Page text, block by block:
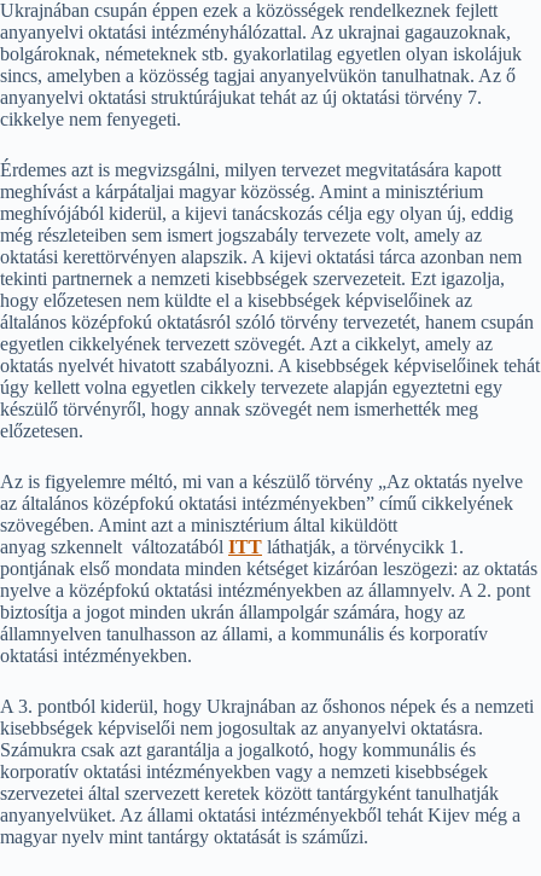
Ukrajnában csupán éppen ezek a közösségek rendelkeznek fejlett
anyanyelvi oktatási intézményhálózattal. Az ukrajnai gagauzoknak,
bolgároknak, németeknek stb. gyakorlatilag egyetlen olyan iskolájuk
sincs, amelyben a közösség tagjai anyanyelvükön tanulhatnak. Az ő
anyanyelvi oktatási struktúrájukat tehát az új oktatási törvény 7.
cikkelye nem fenyegeti.
Érdemes azt is megvizsgálni, milyen tervezet megvitatására kapott
meghívást a kárpátaljai magyar közösség. Amint a minisztérium
meghívójából kiderül, a kijevi tanácskozás célja egy olyan új, eddig
még részleteiben sem ismert jogszabály tervezete volt, amely az
oktatási kerettörvényen alapszik. A kijevi oktatási tárca azonban nem
tekinti partnernek a nemzeti kisebbségek szervezeteit. Ezt igazolja,
hogy előzetesen nem küldte el a kisebbségek képviselőinek az
általános középfokú oktatásról szóló törvény tervezetét, hanem csupán
egyetlen cikkelyének tervezett szövegét. Azt a cikkelyt, amely az
oktatás nyelvét hivatott szabályozni. A kisebbségek képviselőinek tehát
úgy kellett volna egyetlen cikkely tervezete alapján egyeztetni egy
készülő törvényről, hogy annak szövegét nem ismerhették meg
előzetesen.
Az is figyelemre méltó, mi van a készülő törvény „Az oktatás nyelve
az általános középfokú oktatási intézményekben” című cikkelyének
szövegében. Amint azt a minisztérium által kiküldött
anyag szkennelt változatából ITT láthatják, a törvénycikk 1.
pontjának első mondata minden kétséget kizáróan leszögezi: az oktatás
nyelve a középfokú oktatási intézményekben az államnyelv. A 2. pont
biztosítja a jogot minden ukrán állampolgár számára, hogy az
államnyelven tanulhasson az állami, a kommunális és korporatív
oktatási intézményekben.
A 3. pontból kiderül, hogy Ukrajnában az őshonos népek és a nemzeti
kisebbségek képviselői nem jogosultak az anyanyelvi oktatásra.
Számukra csak azt garantálja a jogalkotó, hogy kommunális és
korporatív oktatási intézményekben vagy a nemzeti kisebbségek
szervezetei által szervezett keretek között tantárgyként tanulhatják
anyanyelvüket. Az állami oktatási intézményekből tehát Kijev még a
magyar nyelv mint tantárgy oktatását is száműzi.